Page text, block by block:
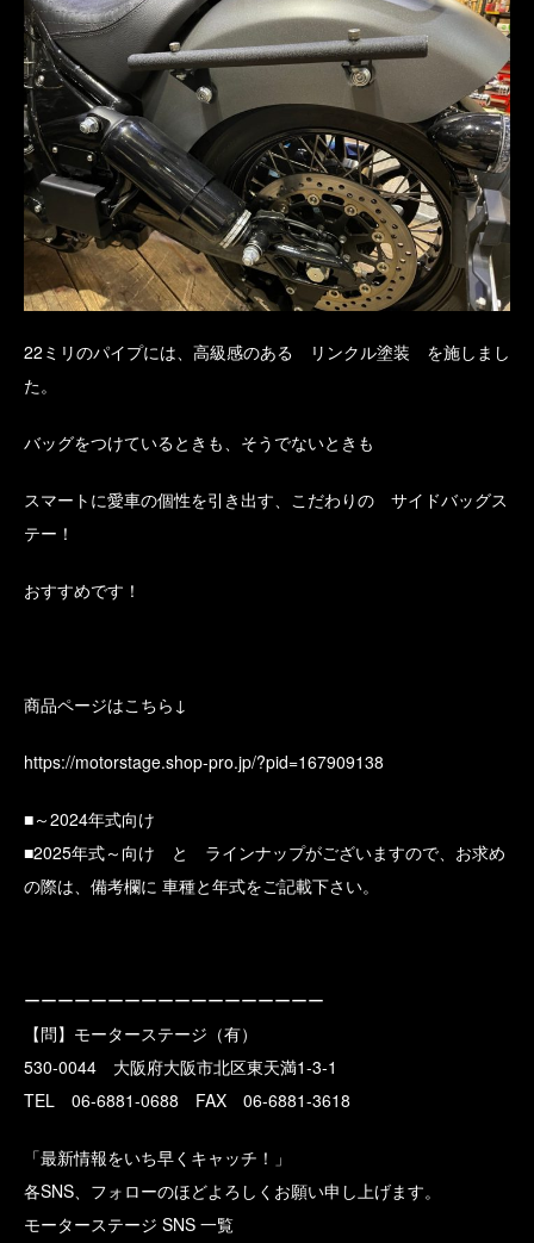
22ミリのパイプには、高級感のある リンクル塗装 を施しまし
た。
バッグをつけているときも、そうでないときも
スマートに愛車の個性を引き出す、こだわりの サイドバッグス
テー！
おすすめです！
商品ページはこちら↓
https://motorstage.shop-pro.jp/?pid=167909138
■～2024年式向け
■2025年式～向け と ラインナップがございますので、お求め
の際は、備考欄に 車種と年式をご記載下さい。
ーーーーーーーーーーーーーーーーーー
【問】モーターステージ（有）
530-0044 大阪府大阪市北区東天満1-3-1
TEL 06-6881-0688 FAX 06-6881-3618
「最新情報をいち早くキャッチ！」
各SNS、フォローのほどよろしくお願い申し上げます。
モーターステージ SNS 一覧